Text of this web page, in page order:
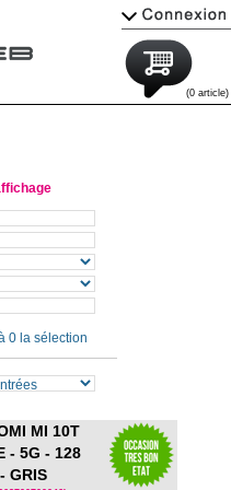
(0 article)
0 la sélection
MI 10T
- 5G - 128
GRIS